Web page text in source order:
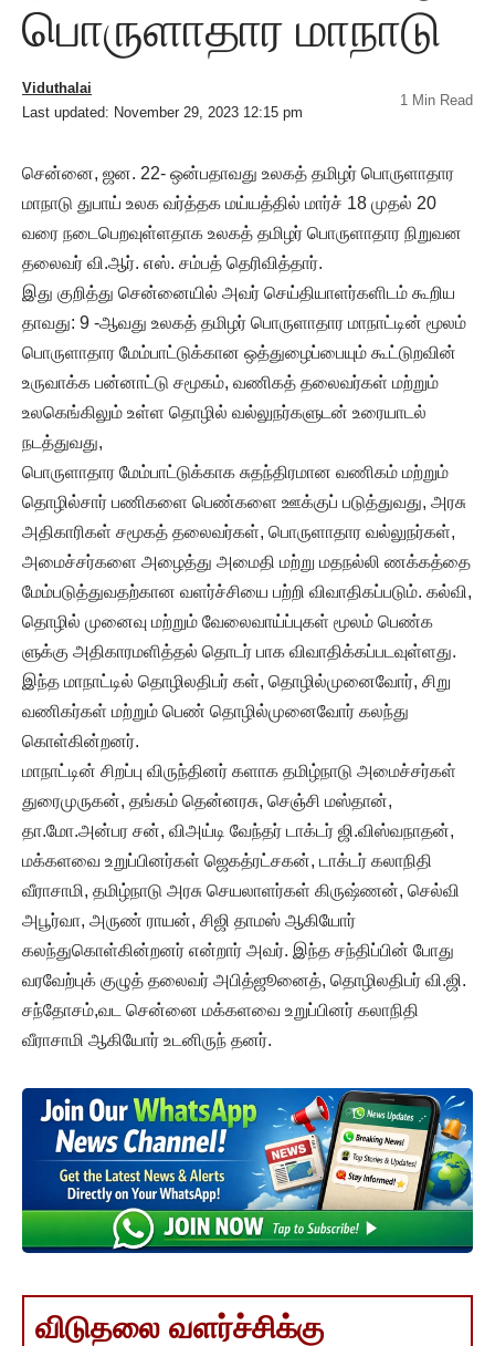
பொருளாதார மாநாடு
Last updated: November 29, 2023 12:15 pm
Viduthalai
1 Min Read
சென்னை, ஜன. 22- ஒன்பதாவது உலகத் தமிழர் பொருளாதார
மாநாடு துபாய் உலக வர்த்தக மய்யத்தில் மார்ச் 18 முதல் 20
வரை நடைபெறவுள்ளதாக உலகத் தமிழர் பொருளாதார நிறுவன
தலைவர் வி.ஆர். எஸ். சம்பத் தெரிவித்தார்.
இது குறித்து சென்னையில் அவர் செய்தியாளர்களிடம் கூறிய
தாவது: 9 -ஆவது உலகத் தமிழர் பொருளாதார மாநாட்டின் மூலம்
பொருளாதார மேம்பாட்டுக்கான ஒத்துழைப்பையும் கூட்டுறவின்
உருவாக்க பன்னாட்டு சமூகம், வணிகத் தலைவர்கள் மற்றும்
உலகெங்கிலும் உள்ள தொழில் வல்லுநர்களுடன் உரையாடல்
நடத்துவது,
பொருளாதார மேம்பாட்டுக்காக சுதந்திரமான வணிகம் மற்றும்
தொழில்சார் பணிகளை பெண்களை ஊக்குப் படுத்துவது, அரசு
அதிகாரிகள் சமூகத் தலைவர்கள், பொருளாதார வல்லுநர்கள்,
அமைச்சர்களை அழைத்து அமைதி மற்று மதநல்லி ணக்கத்தை
மேம்படுத்துவதற்கான வளர்ச்சியை பற்றி விவாதிகப்படும். கல்வி,
தொழில் முனைவு மற்றும் வேலைவாய்ப்புகள் மூலம் பெண்க
ளுக்கு அதிகாரமளித்தல் தொடர் பாக விவாதிக்கப்படவுள்ளது.
இந்த மாநாட்டில் தொழிலதிபர் கள், தொழில்முனைவோர், சிறு
வணிகர்கள் மற்றும் பெண் தொழில்முனைவோர் கலந்து
கொள்கின்றனர்.
மாநாட்டின் சிறப்பு விருந்தினர் களாக தமிழ்நாடு அமைச்சர்கள்
துரைமுருகன், தங்கம் தென்னரசு, செஞ்சி மஸ்தான்,
தா.மோ.அன்பர சன், விஅய்டி வேந்தர் டாக்டர் ஜி.விஸ்வநாதன்,
மக்களவை உறுப்பினர்கள் ஜெகத்ரட்சகன், டாக்டர் கலாநிதி
வீராசாமி, தமிழ்நாடு அரசு செயலாளர்கள் கிருஷ்ணன், செல்வி
அபூர்வா, அருண் ராயன், சிஜி தாமஸ் ஆகியோர்
கலந்துகொள்கின்றனர் என்றார் அவர். இந்த சந்திப்பின் போது
வரவேற்புக் குழுத் தலைவர் அபித்ஜூனைத், தொழிலதிபர் வி.ஜி.
சந்தோசம்,வட சென்னை மக்களவை உறுப்பினர் கலாநிதி
வீராசாமி ஆகியோர் உடனிருந் தனர்.
விடுதலை வளர்ச்சிக்கு